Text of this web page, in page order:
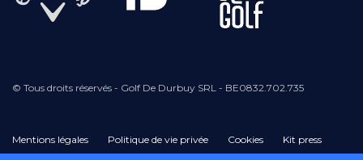
© Tous droits réservés - Golf De Durbuy SRL - BE0832.702.735
Mentions légales Politique de vie privée Cookies Kit press